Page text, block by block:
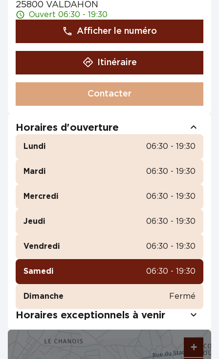
25800 VALDAHON
Ouvert 06:30 - 19:30
Afficher le numéro
Itinéraire
Contacter
Horaires d'ouverture
Lundi 06:30 - 19:30
Mardi 06:30 - 19:30
Mercredi 06:30 - 19:30
Jeudi 06:30 - 19:30
Vendredi 06:30 - 19:30
Samedi 06:30 - 19:30
Dimanche Fermé
Horaires exceptionnels à venir
+